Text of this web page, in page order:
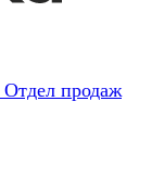
Отдел продаж